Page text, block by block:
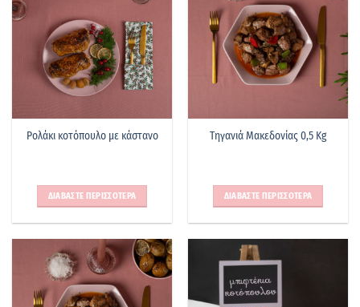
Ρολάκι κοτόπουλο με κάστανο
ΔΙΑΒΑΣΤΕ ΠΕΡΙΣΣΟΤΕΡΑ
Τηγανιά Μακεδονίας 0,5 Kg
ΔΙΑΒΑΣΤΕ ΠΕΡΙΣΣΟΤΕΡΑ